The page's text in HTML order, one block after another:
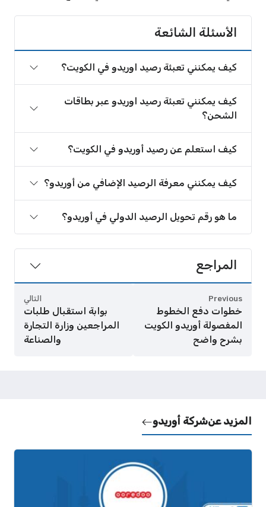
الأسئلة الشائعة
كيف يمكنني تعبئة رصيد اوريدو في الكويت؟
كيف يمكنني تعبئة رصيد اوريدو عبر بطاقات
الشحن؟
كيف استعلم عن رصيد أوريدو في الكويت؟
كيف يمكنني معرفة الرصيد الإضافي من أوريدو؟
ما هو رقم تحويل الرصيد الدولي في أوريدو؟
المراجع
Previous
خطوات دفع الخطوط
المفصولة أوريدو الكويت
بشرح واضح
التالي
بوابة استقبال طلبات
المراجعين وزارة التجارة
والصناعة
المزيد عنشركة أوريدو